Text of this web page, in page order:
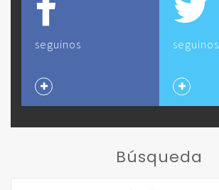
seguinos seguinos
Búsqueda